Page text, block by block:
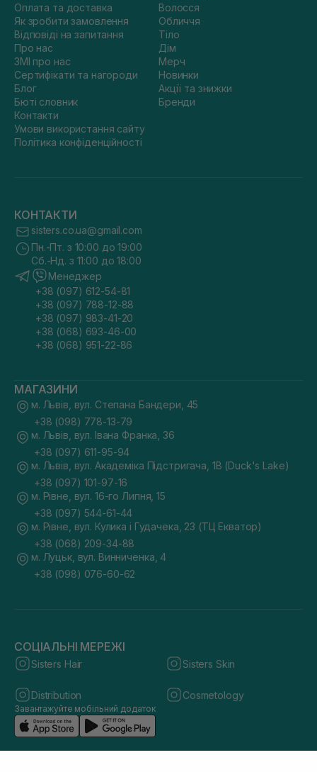
Оплата та доставка
Як зробити замовлення
Відповіді на запитання
Про нас
ЗМІ про нас
Сертифікати та нагороди
Блог
Бюті словник
Контакти
Умови використання сайту
Політика конфіденційності
Волосся
Обличчя
Тіло
Дім
Мерч
Новинки
Акції та знижки
Бренди
КОНТАКТИ
sisters.co.ua@gmail.com
Пн.-Пт. з 10:00 до 19:00
Сб.-Нд. з 11:00 до 18:00
Менеджер
+38 (097) 612-54-81
+38 (097) 788-12-88
+38 (097) 983-41-20
+38 (068) 693-46-00
+38 (068) 951-22-86
МАГАЗИНИ
м. Львів, вул. Степана Бандери, 45
+38 (098) 778-13-79
м. Львів, вул. Івана Франка, 36
+38 (097) 611-95-94
м. Львів, вул. Академіка Підстригача, 1В (Duck's Lake)
+38 (097) 101-97-16
м. Рівне, вул. 16-го Липня, 15
+38 (097) 544-61-44
м. Рівне, вул. Кулика і Гудачека, 23 (ТЦ Екватор)
+38 (068) 209-34-88
м. Луцьк, вул. Винниченка, 4
+38 (098) 076-60-62
СОЦІАЛЬНІ МЕРЕЖІ
Sisters Hair Sisters Skin
Distribution Cosmetology
Завантажуйте мобільний додаток